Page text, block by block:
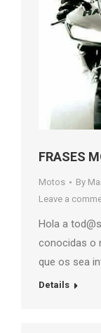
FRASES
Motos By
Leave a
Hola a
conocidas o
que os sea
Details